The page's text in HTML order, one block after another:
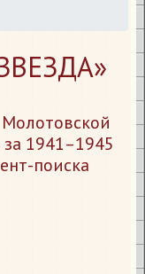
за 1941–1945
поиска